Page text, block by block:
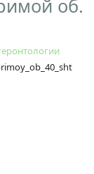
об.